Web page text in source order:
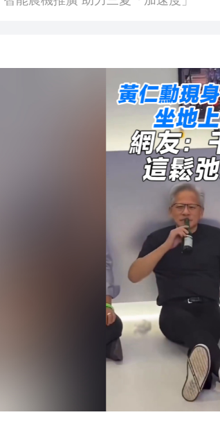
皖黟縣柯村鎮：綠茵逐夢綻芳華
全覆蓋立體化常態化 皖歙縣加強水庫巡
家鄉市集展申城風采 敘滬港情誼
有片丨黃仁勳現身台北電腦展 坐地上
山東土地集團8.9億控股嘉華股份，推
智能農機推廣 助力三夏「加速度」
安徽省行知學校：校企定製搭平台 苦練
金川國際復牌倒計時開啟 利空出盡後
皖黟縣柯村鎮：綠茵逐夢綻芳華
全覆蓋立體化常態化 皖歙縣加強水庫
家鄉市集展申城風采 敘滬港情誼